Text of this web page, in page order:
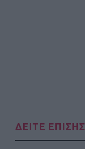
ΔΕΙΤΕ ΕΠΙΣΗΣ